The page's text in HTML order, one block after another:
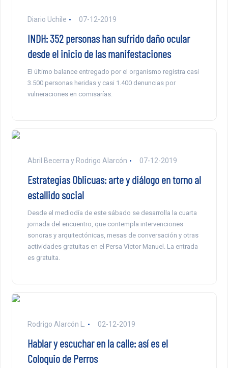
Diario Uchile 07-12-2019
INDH: 352 personas han sufrido daño ocular
desde el inicio de las manifestaciones
El último balance entregado por el organismo registra casi
3.500 personas heridas y casi 1.400 denuncias por
vulneraciones en comisarías.
Abril Becerra y Rodrigo Alarcón 07-12-2019
Estrategias Oblicuas: arte y diálogo en torno al
estallido social
Desde el mediodía de este sábado se desarrolla la cuarta
jornada del encuentro, que contempla intervenciones
sonoras y arquitectónicas, mesas de conversación y otras
actividades gratuitas en el Persa Víctor Manuel. La entrada
es gratuita.
Rodrigo Alarcón L. 02-12-2019
Hablar y escuchar en la calle: así es el
Coloquio de Perros